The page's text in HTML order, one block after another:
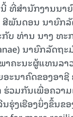
ທີ່ສໍານັກງານນາ
ສີພັນດອນ ນາຍົກ
ບ ທ່ານ ນາງ ທະ
ນາຍົກລັດຖ
າຄະນະຜູ້ແທນລາ
ະນາຄົດ​ຂອງ​ອາຊີ
ວມກັນເພື່ອຄວາມ
ຮຸ່ງເຮືອງຍິ່ງຂຶ້ນຂ